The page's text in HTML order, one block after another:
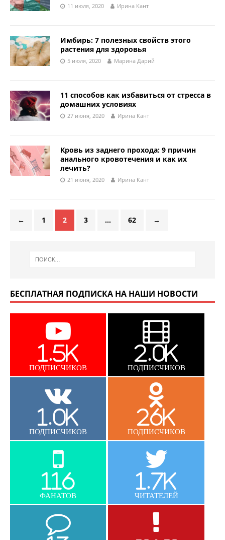
11 июля, 2020 Ирина Кант
Имбирь: 7 полезных свойств этого
растения для здоровья
5 июля, 2020 Марина Дарий
11 способов как избавиться от стресса в
домашних условиях
27 июня, 2020 Ирина Кант
Кровь из заднего прохода: 9 причин
анального кровотечения и как их
лечить?
21 июня, 2020 Ирина Кант
← 1 2 3 … 62 →
БЕСПЛАТНАЯ ПОДПИСКА НА НАШИ НОВОСТИ
1.5K
ПОДПИСЧИКОВ
2.0K
ПОДПИСЧИКОВ
1.0K
ПОДПИСЧИКОВ
26K
ПОДПИСЧИКОВ
116
ФАНАТОВ
1.7K
ЧИТАТЕЛЕЙ